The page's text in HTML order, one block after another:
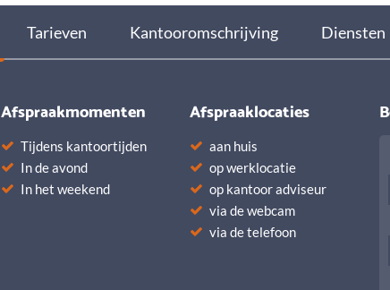
Tarieven Kantooromschrijving Diensten
Afspraakmomenten
Tijdens kantoortijden
In de avond
In het weekend
Afspraaklocaties
aan huis
op werklocatie
op kantoor adviseur
via de webcam
via de telefoon